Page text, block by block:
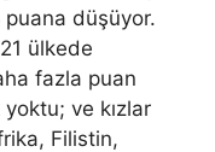
düşüyor.
ülkede
fazla puan
ve kızlar
Filistin,